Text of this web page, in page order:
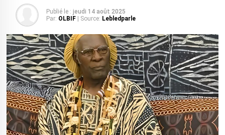
Publié le : jeudi 14 août 2025
Par: OLBIF | Source: Lebledparle